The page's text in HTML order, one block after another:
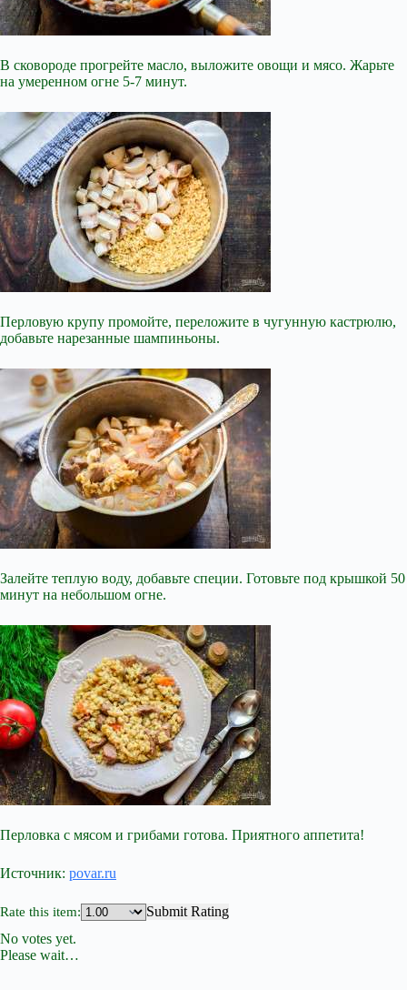
В сковороде прогрейте масло, выложите овощи и мясо. Жарьте
на умеренном огне 5-7 минут.
Перловую крупу промойте, переложите в чугунную кастрюлю,
добавьте нарезанные шампиньоны.
Залейте теплую воду, добавьте специи. Готовьте под крышкой 50
минут на небольшом огне.
Перловка с мясом и грибами готова. Приятного аппетита!
Источник: povar.ru
Rate this item:
Submit Rating
No votes yet.
Please wait…